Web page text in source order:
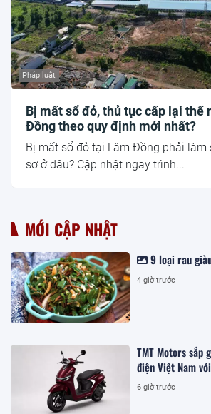
Pháp luật
Bị mất sổ đỏ, thủ tục cấp lại thế
Đồng theo quy định mới nhất?
Bị mất sổ đỏ tại Lâm Đồng phải làm
sơ ở đâu? Cập nhật ngay trình...
MỚI CẬP NHẬT
9 loại rau
4 giờ trước
TMT Motors sắp
điện Việt Nam
6 giờ trước